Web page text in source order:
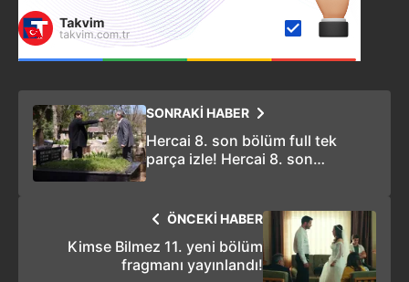
SONRAKİ HABER
Hercai 8. son bölüm full tek
parça izle! Hercai 8. son
ÖNCEKİ HABER
Kimse Bilmez 11. yeni bölüm
fragmanı yayınlandı!